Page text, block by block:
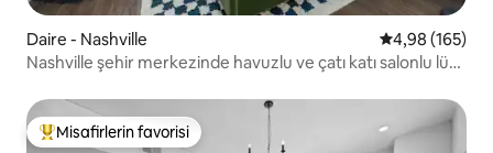
Daire - Nashville 5 üzerinden
4,98 (165)
Nashville şehir merkezinde havuzlu ve çatı katı salonlu lüks
Misafirlerin favorilerinden en beğenilenler arasında
Misafirlerin favorisi